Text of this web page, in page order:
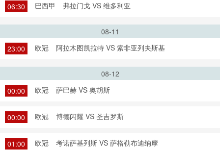
06:30 巴西甲 弗拉门戈 VS 维多利亚
08-11
23:00
欧冠 阿拉木图凯拉特 VS 索非亚列夫斯基
08-12
00:00
欧冠 萨巴赫 VS 奥胡斯
00:00 欧冠 博德闪耀 VS 圣吉罗斯
01:00 欧冠 考诺萨基列斯 VS 萨格勒布迪纳摩